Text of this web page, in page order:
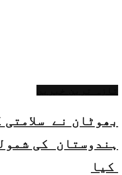
بھوٹان نے
ہندوستان کی
کیا